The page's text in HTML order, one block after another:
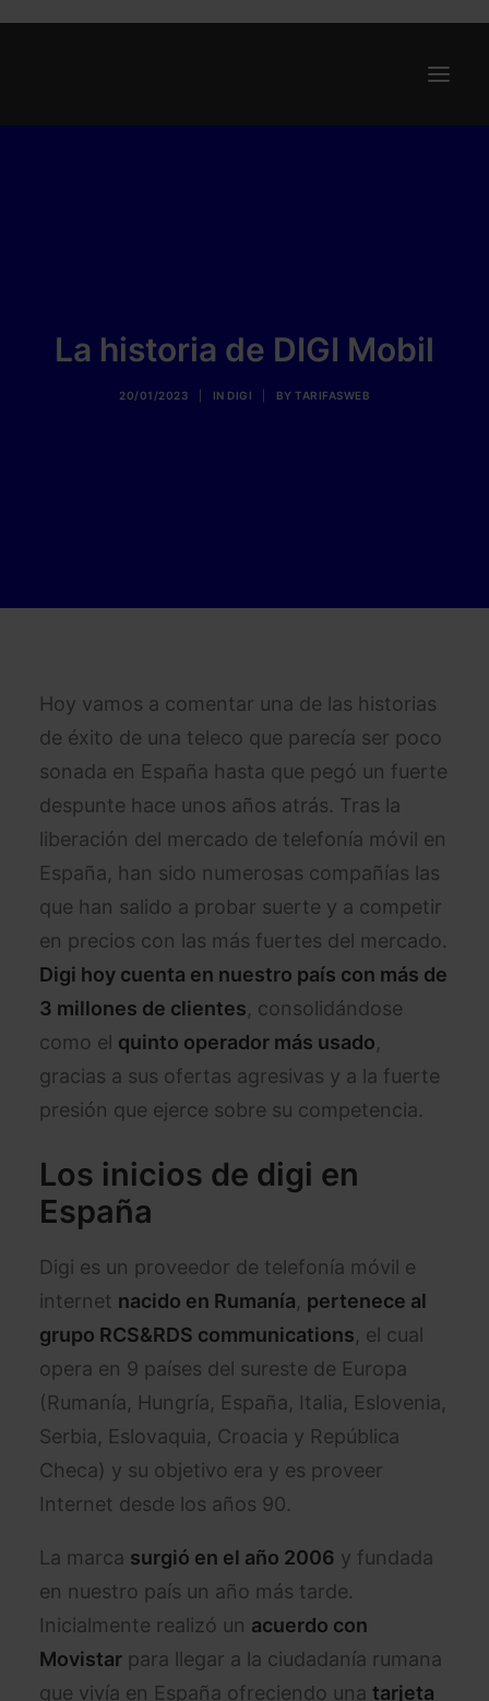
Compañías
La historia de DIGI Mobil
20/01/2023 IN DIGI BY TARIFASWEB
Hoy vamos a comentar una de las historias
de éxito de una teleco que parecía ser poco
sonada en España hasta que pegó un fuerte
despunte hace unos años atrás. Tras la
liberación del mercado de telefonía móvil en
España, han sido numerosas compañías las
que han salido a probar suerte y a competir
en precios con las más fuertes del mercado.
Digi hoy cuenta en nuestro país con más de
3 millones de clientes, consolidándose
como el quinto operador más usado,
gracias a sus ofertas agresivas y a la fuerte
presión que ejerce sobre su competencia.
Los inicios de digi en
España
Digi es un proveedor de telefonía móvil e
internet nacido en Rumanía, pertenece al
grupo RCS&RDS communications, el cual
opera en 9 países del sureste de Europa
(Rumanía, Hungría, España, Italia, Eslovenia,
Serbia, Eslovaquia, Croacia y República
Checa) y su objetivo era y es proveer
Internet desde los años 90.
La marca surgió en el año 2006 y fundada
en nuestro país un año más tarde.
Inicialmente realizó un acuerdo con
Movistar para llegar a la ciudadanía rumana
que vivía en España ofreciendo una tarjeta